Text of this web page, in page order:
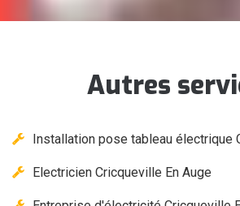
Autres
Installation pose tableau électrique
Electricien Cricqueville En Auge